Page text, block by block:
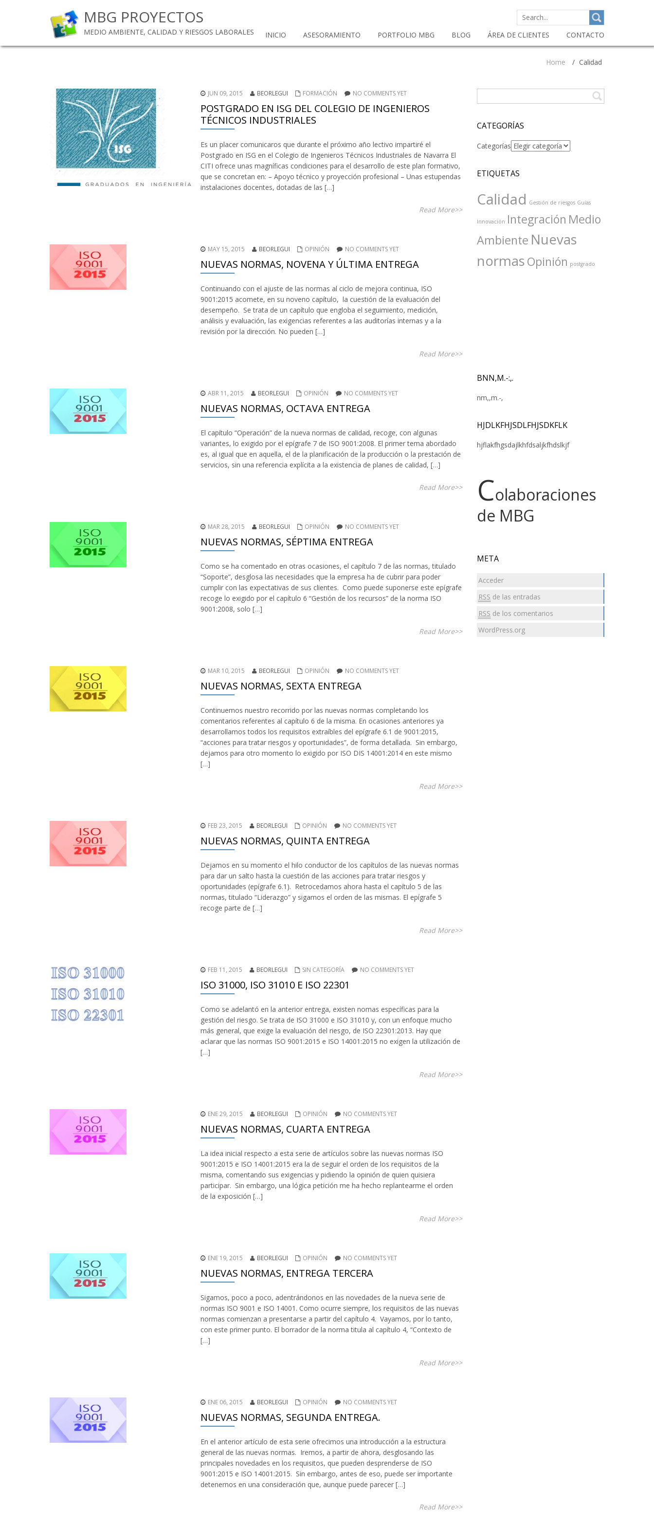
MBG PROYECTOS
MEDIO AMBIENTE, CALIDAD Y RIESGOS LABORALES
SEARCH
FOR:
INICIO
ASESORAMIENTO PORTFOLIO MBG BLOG ÁREA DE CLIENTES CONTACTO
Home / Calidad
JUN 09, 2015 BEORLEGUI FORMACIÓN NO COMMENTS YET
POSTGRADO EN ISG DEL COLEGIO DE INGENIEROS
TÉCNICOS INDUSTRIALES
Es un placer comunicaros que durante el próximo año lectivo impartiré el
Postgrado en ISG en el Colegio de Ingenieros Técnicos Industriales de Navarra El
CITI ofrece unas magníficas condiciones para el desarrollo de este plan formativo,
que se concretan en: – Apoyo técnico y proyección profesional – Unas estupendas
instalaciones docentes, dotadas de las […]
Read More>>
MAY 15, 2015 BEORLEGUI OPINIÓN NO COMMENTS YET
NUEVAS NORMAS, NOVENA Y ÚLTIMA ENTREGA
Continuando con el ajuste de las normas al ciclo de mejora continua, ISO
9001:2015 acomete, en su noveno capítulo, la cuestión de la evaluación del
desempeño. Se trata de un capítulo que engloba el seguimiento, medición,
análisis y evaluación, las exigencias referentes a las auditorías internas y a la
revisión por la dirección. No pueden […]
Read More>>
ABR 11, 2015 BEORLEGUI OPINIÓN NO COMMENTS YET
NUEVAS NORMAS, OCTAVA ENTREGA
El capítulo “Operación” de la nueva normas de calidad, recoge, con algunas
variantes, lo exigido por el epígrafe 7 de ISO 9001:2008. El primer tema abordado
es, al igual que en aquella, el de la planificación de la producción o la prestación de
servicios, sin una referencia explícita a la existencia de planes de calidad, […]
Read More>>
MAR 28, 2015 BEORLEGUI OPINIÓN NO COMMENTS YET
NUEVAS NORMAS, SÉPTIMA ENTREGA
Como se ha comentado en otras ocasiones, el capítulo 7 de las normas, titulado
“Soporte”, desglosa las necesidades que la empresa ha de cubrir para poder
cumplir con las expectativas de sus clientes. Como puede suponerse este epígrafe
recoge lo exigido por el capítulo 6 “Gestión de los recursos” de la norma ISO
9001:2008, solo […]
Read More>>
MAR 10, 2015 BEORLEGUI OPINIÓN NO COMMENTS YET
NUEVAS NORMAS, SEXTA ENTREGA
Continuemos nuestro recorrido por las nuevas normas completando los
comentarios referentes al capítulo 6 de la misma. En ocasiones anteriores ya
desarrollamos todos los requisitos extraíbles del epígrafe 6.1 de 9001:2015,
“acciones para tratar riesgos y oportunidades”, de forma detallada. Sin embargo,
dejamos para otro momento lo exigido por ISO DIS 14001:2014 en este mismo
[…]
Read More>>
FEB 23, 2015 BEORLEGUI OPINIÓN NO COMMENTS YET
NUEVAS NORMAS, QUINTA ENTREGA
Dejamos en su momento el hilo conductor de los capítulos de las nuevas normas
para dar un salto hasta la cuestión de las acciones para tratar riesgos y
oportunidades (epígrafe 6.1). Retrocedamos ahora hasta el capítulo 5 de las
normas, titulado “Liderazgo” y sigamos el orden de las mismas. El epígrafe 5
recoge parte de […]
Read More>>
FEB 11, 2015 BEORLEGUI SIN CATEGORÍA NO COMMENTS YET
ISO 31000, ISO 31010 E ISO 22301
Como se adelantó en la anterior entrega, existen nomas específicas para la
gestión del riesgo. Se trata de ISO 31000 e ISO 31010 y, con un enfoque mucho
más general, que exige la evaluación del riesgo, de ISO 22301:2013. Hay que
aclarar que las normas ISO 9001:2015 e ISO 14001:2015 no exigen la utilización de
[…]
Read More>>
ENE 29, 2015 BEORLEGUI OPINIÓN NO COMMENTS YET
NUEVAS NORMAS, CUARTA ENTREGA
La idea inicial respecto a esta serie de artículos sobre las nuevas normas ISO
9001:2015 e ISO 14001:2015 era la de seguir el orden de los requisitos de la
misma, comentando sus exigencias y pidiendo la opinión de quien quisiera
participar. Sin embargo, una lógica petición me ha hecho replantearme el orden
de la exposición […]
Read More>>
ENE 19, 2015 BEORLEGUI OPINIÓN NO COMMENTS YET
NUEVAS NORMAS, ENTREGA TERCERA
Sigamos, poco a poco, adentrándonos en las novedades de la nueva serie de
normas ISO 9001 e ISO 14001. Como ocurre siempre, los requisitos de las nuevas
normas comienzan a presentarse a partir del capítulo 4. Vayamos, por lo tanto,
con este primer punto. El borrador de la norma titula al capítulo 4, “Contexto de
[…]
Read More>>
ENE 06, 2015 BEORLEGUI OPINIÓN NO COMMENTS YET
NUEVAS NORMAS, SEGUNDA ENTREGA.
En el anterior artículo de esta serie ofrecimos una introducción a la estructura
general de las nuevas normas. Iremos, a partir de ahora, desglosando las
principales novedades en los requisitos, que pueden desprenderse de ISO
9001:2015 e ISO 14001:2015. Sin embargo, antes de eso, puede ser importante
detenernos en una consideración que, aunque puede parecer […]
Read More>>
CATEGORÍAS
Categorías
ETIQUETAS
Calidad Gestión de riesgos Guías
Innovación Integración Medio
Ambiente Nuevas
normasOpinión postgrado
BNN,M.-:,.
nm,,m.-,
HJDLKFHJSDLFHJSDKFLK
hjflakfhgsdajlkhfdsaljkfhdslkjf
Colaboraciones
de MBG
META
Acceder
RSS de las entradas
RSS de los comentarios
WordPress.org